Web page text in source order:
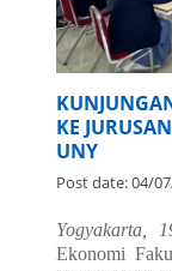
UNY
Post date: 04/